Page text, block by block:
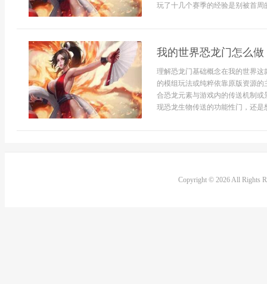
玩了十几个赛季的经验是别被首周
我的世界恐龙门怎么
理解恐龙门基础概念在我的世界
的模组玩法或纯粹依靠原版资源
合恐龙元素与游戏内的传送机制
现恐龙生物传送的功能性门，还是
Copyright © 2026 All Rights